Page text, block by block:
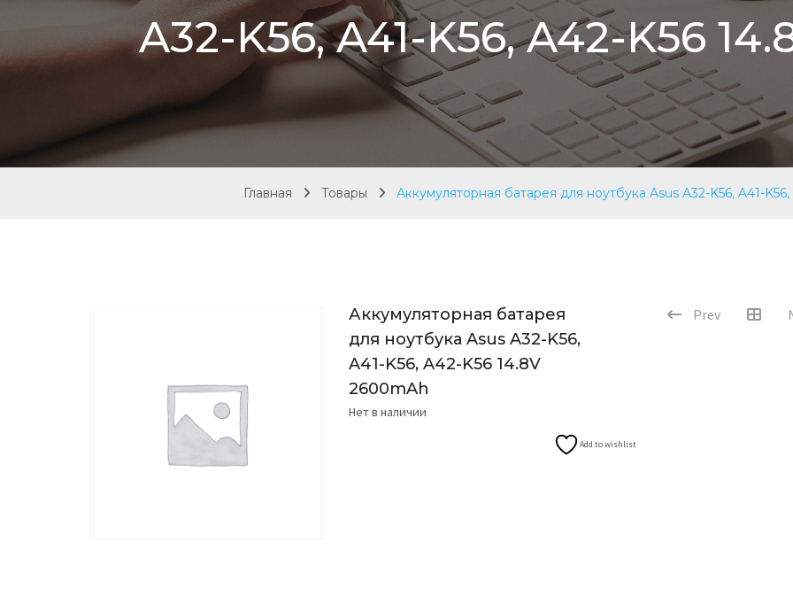
A32-K56, A41-K56, A42-K56
Главная Товары Аккумуляторная батарея для ноутбука Asus A32-K56, A41-
Prev
Аккумуляторная батарея
для ноутбука Asus A32-K56,
A41-K56, A42-K56 14.8V
2600mAh
Нет в наличии
Add to wishlist